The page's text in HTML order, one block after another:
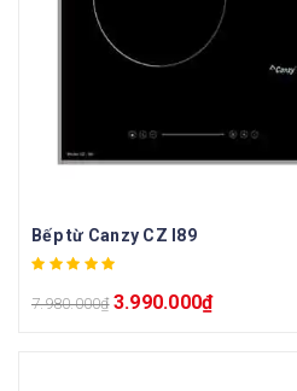
Bếp từ Canzy CZ I89
7.980.000₫ 3.990.000₫